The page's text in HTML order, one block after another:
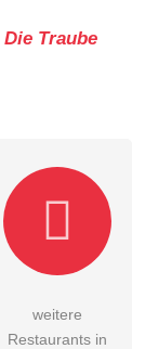
Die Traube
weitere
Restaurants in